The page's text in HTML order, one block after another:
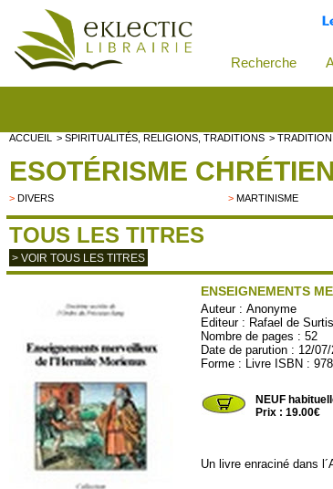
Recherche
ACCUEIL > SPIRITUALITÉS, RELIGIONS, TRADITIONS >
ESOTÉRISME CHRÉTIEN
> DIVERS >MARTINISME
TOUS LES TITRES
> VOIR TOUS LES TITRES
ENSEIGNEMENTS
Auteur :Anonyme
Editeur : Rafael de Surtis
Nombre de pages : 52
Date de parution : 12/
Forme : Livre ISBN :
NEUF
Prix : 19.00€
Un livre enraciné dans